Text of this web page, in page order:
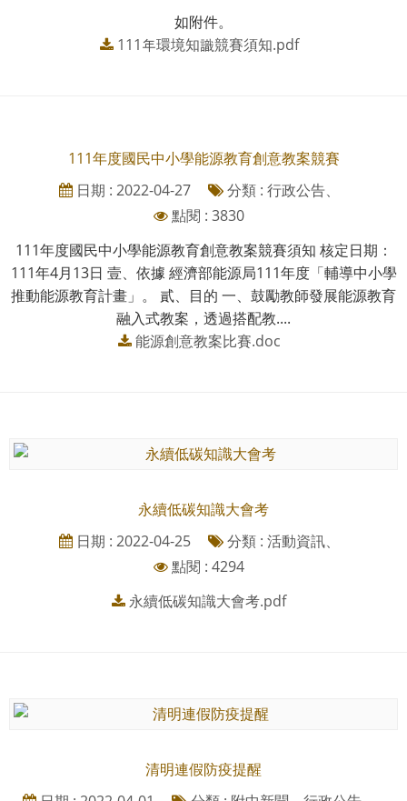
如附件。
111年環境知識競賽須知.pdf
111年度國民中小學能源教育創意教案競賽
日期 : 2022-04-27
分類 : 行政公告、
點閱 : 3830
111年度國民中小學能源教育創意教案競賽須知 核定日期：
111年4月13日 壹、依據 經濟部能源局111年度「輔導中小學
推動能源教育計畫」。 貳、目的 一、鼓勵教師發展能源教育
融入式教案，透過搭配教....
能源創意教案比賽.doc
永續低碳知識大會考
日期 : 2022-04-25
分類 : 活動資訊、
點閱 : 4294
永續低碳知識大會考.pdf
清明連假防疫提醒